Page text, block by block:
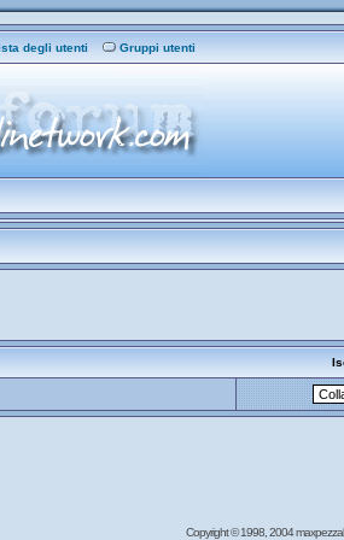
degli utenti Gruppi utenti
Copyright © 1998, 2004